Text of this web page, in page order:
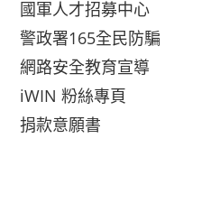
國軍人才招募中心
警政署165全民防騙
網路安全教育宣導
iWIN 粉絲專頁
捐款意願書